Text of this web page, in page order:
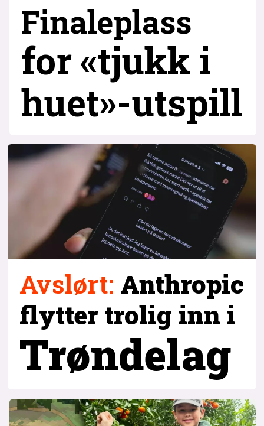
Finaleplass
for «tjukk i
huet»-utspill
Avslørt: Anthropic
flytter trolig inn i
Trøndelag